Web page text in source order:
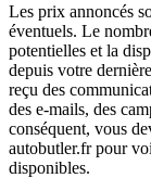
Les prix annoncés
éventuels. Le
potentielles et la
depuis votre
reçu des
des e-mails, des
conséquent, vous
autobutler.fr pour
disponibles.